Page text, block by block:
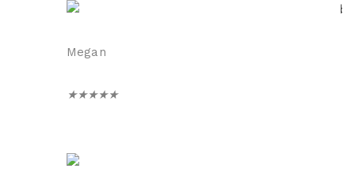
Megan
★★★★★